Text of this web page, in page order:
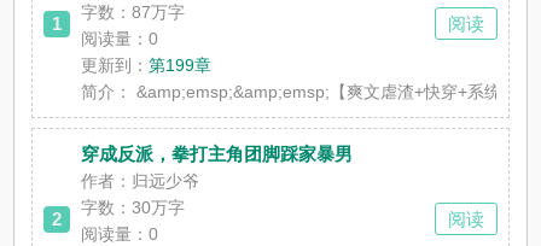
1
字数：87万字
阅读量：0
更新到：第199章
简介：
&amp;emsp;&amp;emsp;【爽文虐渣+快穿+系统+无
阅读
2
穿成反派，拳打主角团脚踩家暴男
作者：归远少爷
字数：30万字
阅读量：0
阅读